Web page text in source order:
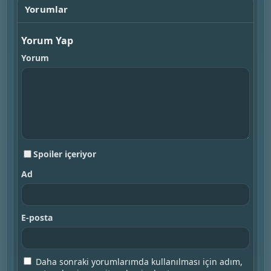
Yorumlar
Yorum Yap
Yorum
Spoiler içeriyor
Ad
E-posta
Daha sonraki yorumlarımda kullanılması için adım,